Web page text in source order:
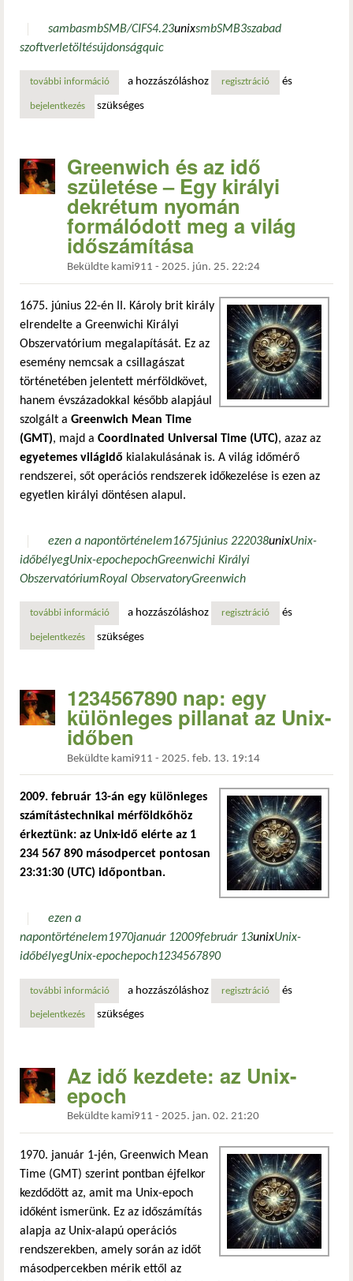
sambasmbSMB/CIFS4.23unixsmbSMB3szabad
szoftverletöltésújdonságquic
további információsmb3, quic, prometheus – mindent tud a samba 4.23
a hozzászóláshoz regisztráció és
bejelentkezés szükséges
Greenwich és az idő
születése – Egy királyi
dekrétum nyomán
formálódott meg a világ
időszámítása
Beküldte kami911 - 2025. jún. 25. 22:24
1675. június 22-én II. Károly brit király
elrendelte a Greenwichi Királyi
Obszervatórium megalapítását. Ez az
esemény nemcsak a csillagászat
történetében jelentett mérföldkövet,
hanem évszázadokkal később alapjául
szolgált a Greenwich Mean Time
(GMT), majd a Coordinated Universal Time (UTC), azaz az
egyetemes világidő kialakulásának is. A világ időmérő
rendszerei, sőt operációs rendszerek időkezelése is ezen az
egyetlen királyi döntésen alapul.
ezen a napontörténelem1675június 222038unixUnix-
időbélyegUnix-epochepochGreenwichi Királyi
ObszervatóriumRoyal ObservatoryGreenwich
további információgreenwich és az idő születése – egy királyi dekrétum
a hozzászóláshoz regisztráció és
bejelentkezés szükséges
1234567890 nap: egy
különleges pillanat az Unix-
időben
Beküldte kami911 - 2025. feb. 13. 19:14
2009. február 13-án egy különleges
számítástechnikai mérföldkőhöz
érkeztünk: az Unix-idő elérte az 1
234 567 890 másodpercet pontosan
23:31:30 (UTC) időpontban.
ezen a
napontörténelem1970január 12009február 13unixUnix-
időbélyegUnix-epochepoch1234567890
további információ1234567890 nap: egy különleges pillanat az unix-időben
a hozzászóláshoz regisztráció és
bejelentkezés szükséges
Az idő kezdete: az Unix-
epoch
Beküldte kami911 - 2025. jan. 02. 21:20
1970. január 1-jén, Greenwich Mean
Time (GMT) szerint pontban éjfelkor
kezdődött az, amit ma Unix-epoch
időként ismerünk. Ez az időszámítás
alapja az Unix-alapú operációs
rendszerekben, amely során az időt
másodpercekben mérik ettől az